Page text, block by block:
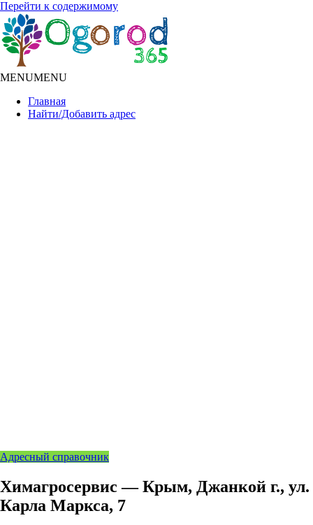
Перейти к содержимому
MENUMENU
Главная
Найти/Добавить адрес
Адресный справочник
Химагросервис — Крым, Джанкой г., ул.
Карла Маркса, 7